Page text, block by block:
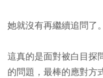
她就沒有再繼續追問了。
這真的是面對被白目探
的問題，最棒的應對方